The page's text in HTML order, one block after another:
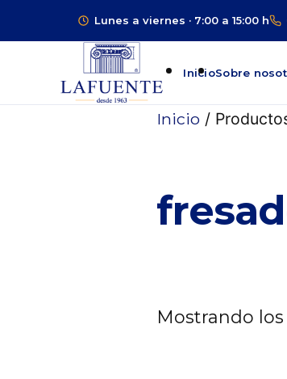
Lunes a viernes · 7:00 a 15:00 h
InicioSobre
Inicio /
Mostrando